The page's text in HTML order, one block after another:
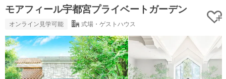
モアフィール宇都宮プライベートガーデン
オンライン見学可能 式場・ゲストハウス